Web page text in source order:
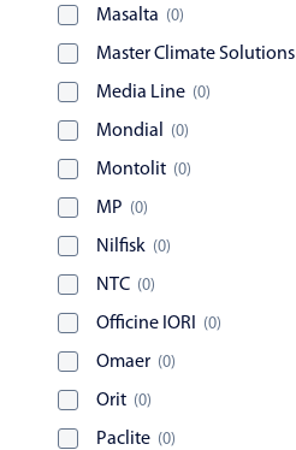
Masalta (0)
Master Climate Solutions
Media Line (0)
Mondial (0)
Montolit (0)
MP (0)
Nilfisk (0)
NTC (0)
Officine IORI (0)
Omaer (0)
Orit (0)
Paclite (0)